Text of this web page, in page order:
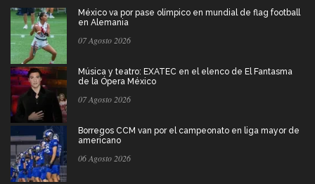
México va por pase olímpico en mundial de flag football
en Alemania
07 Agosto 2026
Música y teatro: EXATEC en el elenco de El Fantasma
de la Ópera México
07 Agosto 2026
Borregos CCM van por el campeonato en liga mayor de
americano
06 Agosto 2026